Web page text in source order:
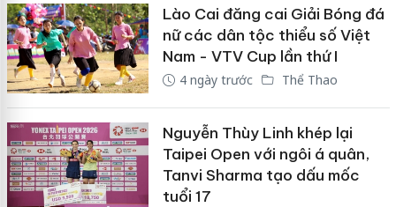
Lào Cai đăng cai Giải Bóng đá
nữ các dân tộc thiểu số Việt
Nam - VTV Cup lần thứ I
4 ngày trước Thể Thao
Nguyễn Thùy Linh khép lại
Taipei Open với ngôi á quân,
Tanvi Sharma tạo dấu mốc
tuổi 17